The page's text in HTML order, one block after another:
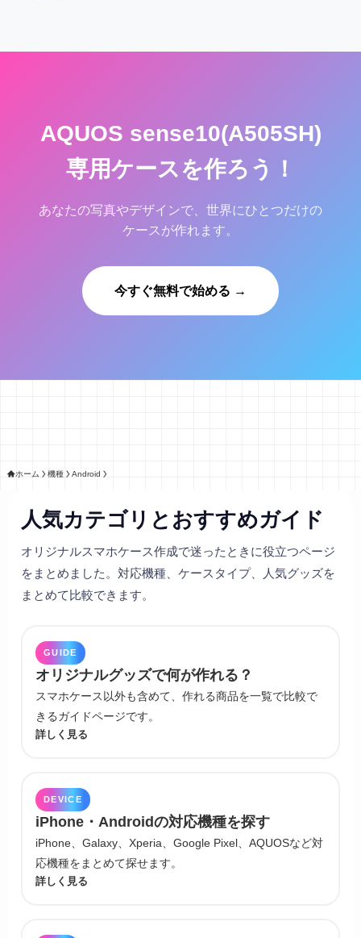
AQUOS sense10(A505SH)
専用ケースを作ろう！
あなたの写真やデザインで、世界にひとつだけの
ケースが作れます。
今すぐ無料で始める →
ホーム 機種 Android
人気カテゴリとおすすめガイド
オリジナルスマホケース作成で迷ったときに役立つページ
をまとめました。対応機種、ケースタイプ、人気グッズを
まとめて比較できます。
GUIDE
オリジナルグッズで何が作れる？
スマホケース以外も含めて、作れる商品を一覧で比較で
きるガイドページです。
詳しく見る
DEVICE
iPhone・Androidの対応機種を探す
iPhone、Galaxy、Xperia、Google Pixel、AQUOSなど対
応機種をまとめて探せます。
詳しく見る